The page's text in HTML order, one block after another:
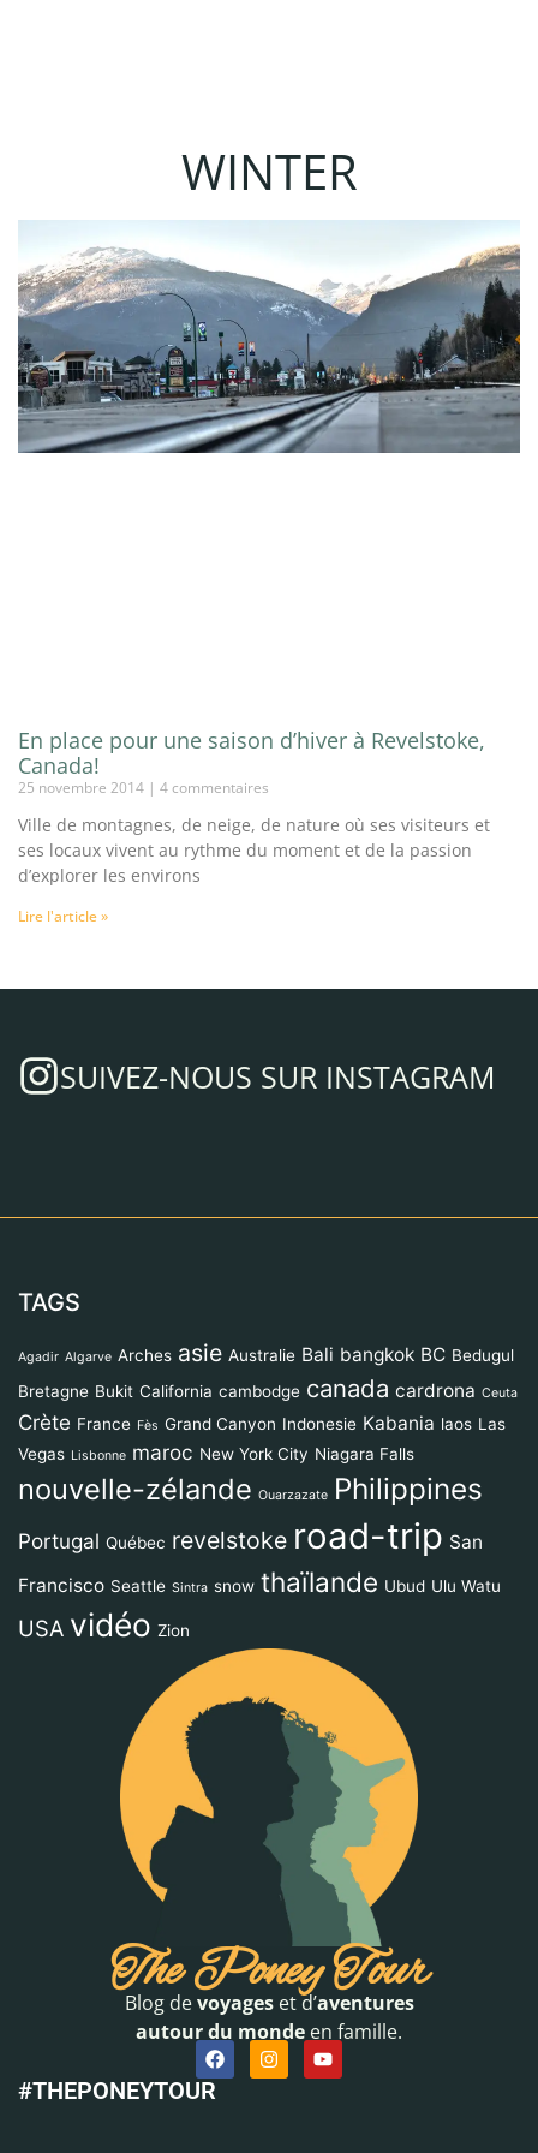
WINTER
En place pour une saison d’hiver à Revelstoke,
Canada!
25 novembre 2014 4 commentaires
Ville de montagnes, de neige, de nature où ses visiteurs et
ses locaux vivent au rythme du moment et de la passion
d’explorer les environs
Lire l'article »
SUIVEZ-NOUS SUR INSTAGRAM
TAGS
Agadir Algarve Arches asie Australie Bali bangkok BC Bedugul
Bretagne Bukit California cambodge canada cardrona Ceuta
Crète France Fès Grand Canyon Indonesie Kabania laos Las
Vegas Lisbonne maroc New York City Niagara Falls
nouvelle-zélande Ouarzazate Philippines
Portugal Québec revelstoke road-trip San
Francisco Seattle Sintra snow thaïlande Ubud Ulu Watu
USA vidéo Zion
The Poney Tour
Blog devoyageset d’aventures
autour du monde en famille.
#THEPONEYTOUR